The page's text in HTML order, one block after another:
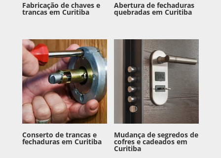
Fabricação de chaves e
trancas em Curitiba
Abertura de fechaduras
quebradas em Curitiba
Conserto de trancas e
fechaduras em Curitiba
Mudança de segredos de
cofres e cadeados em
Curitiba